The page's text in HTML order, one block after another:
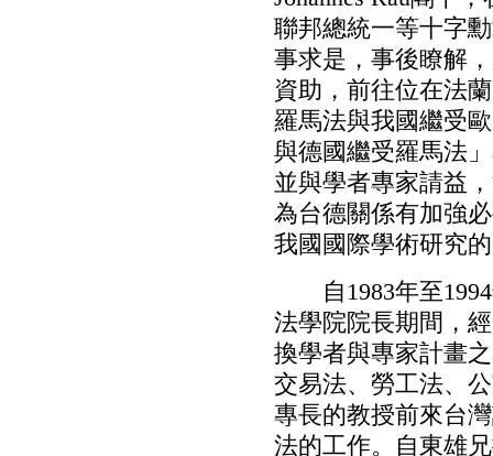
聯邦總統一等十字
事求是，事後瞭解
資助，前往位在法
羅馬法與我國繼受
與德國繼受羅馬法
並與學者專家請益
為台德關係有加強
我國國際學術研究
自1983年至1994
法學院院長期間，
換學者與專家計畫
交易法、勞工法、
專長的教授前來台
法的工作。自東雄